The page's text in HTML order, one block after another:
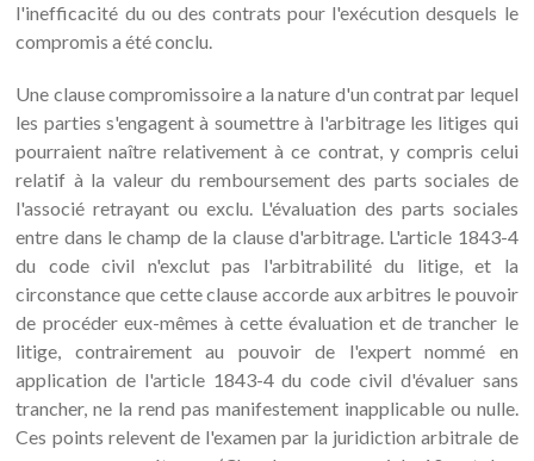
l'inefficacité du ou des contrats pour l'exécution desquels le
compromis a été conclu.
Une clause compromissoire a la nature d'un contrat par lequel
les parties s'engagent à soumettre à l'arbitrage les litiges qui
pourraient naître relativement à ce contrat, y compris celui
relatif à la valeur du remboursement des parts sociales de
l'associé retrayant ou exclu. L'évaluation des parts sociales
entre dans le champ de la clause d'arbitrage. L'article 1843-4
du code civil n'exclut pas l'arbitrabilité du litige, et la
circonstance que cette clause accorde aux arbitres le pouvoir
de procéder eux-mêmes à cette évaluation et de trancher le
litige, contrairement au pouvoir de l'expert nommé en
application de l'article 1843-4 du code civil d'évaluer sans
trancher, ne la rend pas manifestement inapplicable ou nulle.
Ces points relevent de l'examen par la juridiction arbitrale de